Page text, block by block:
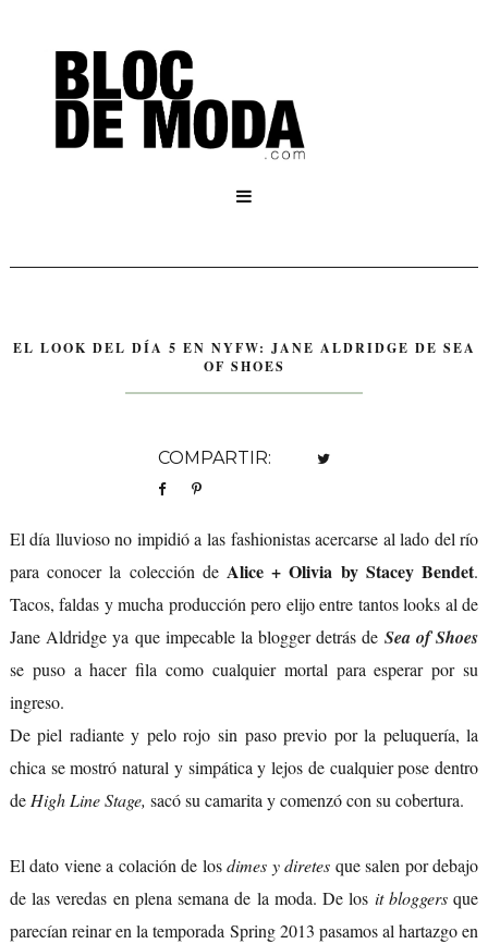

EL LOOK DEL DÍA 5 EN NYFW: JANE ALDRIDGE DE SEA
OF SHOES
COMPARTIR:
El día lluvioso no impidió a las fashionistas acercarse al lado del río
para conocer la colección de Alice + Olivia by Stacey Bendet.
Tacos, faldas y mucha producción pero elijo entre tantos looks al de
Jane Aldridge ya que impecable la blogger detrás de Sea of Shoes
se puso a hacer fila como cualquier mortal para esperar por su
ingreso.
De piel radiante y pelo rojo sin paso previo por la peluquería, la
chica se mostró natural y simpática y lejos de cualquier pose dentro
deHigh Line Stage, sacó su camarita y comenzó con su cobertura.
El dato viene a colación de losdimes y diretes que salen por debajo
de las veredas en plena semana de la moda. De los it bloggersque
parecían reinar en la temporada Spring 2013 pasamos al hartazgo en